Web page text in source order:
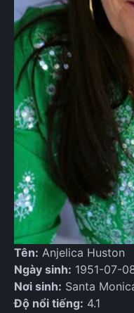
Tên: Anjelica Huston
Ngày sinh: 1951-07-
Nơi sinh: Santa
Độ nổi tiếng: 4.1